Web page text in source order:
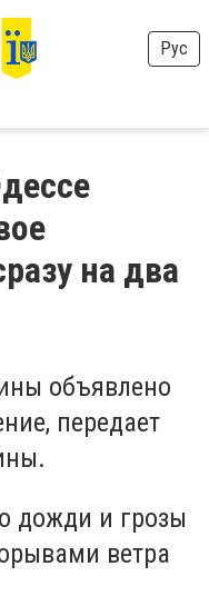
Рус
на два
объявлено
передает
дожди и грозы
ветра